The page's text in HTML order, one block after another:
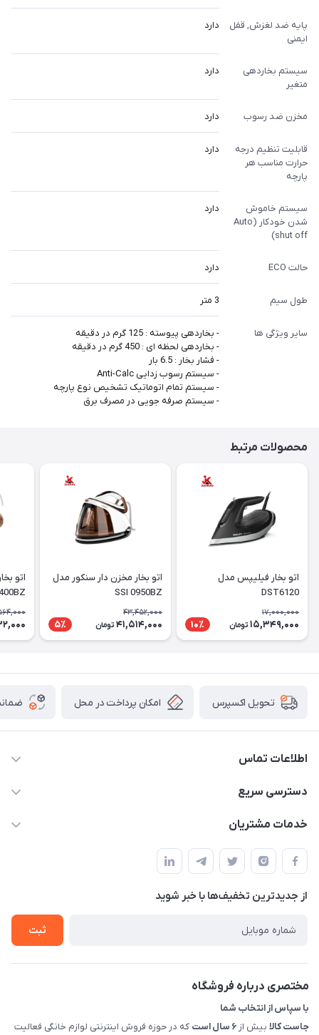
پایه ضد لغزش, قفل
ایمنی
دارد
سیستم بخاردهی
متغیر
دارد
مخزن ضد رسوب دارد
قابلیت تنظیم درجه
حرارت مناسب هر
پارچه
دارد
سیستم خاموش
شدن خودکار (Auto
shut off)
دارد
حالت ECO دارد
طول سیم 3 متر
سایر ویژگی ها
- بخاردهی پیوسته : 125 گرم در دقیقه
- بخاردهی لحظه ای : 450 گرم در دقیقه
- فشار بخار : 6.5 بار
- سیستم رسوب زدایی Anti-Calc
- سیستم تمام اتوماتیک تشخیص نوع پارچه
- سیستم صرفه جویی در مصرف برق
محصولات مرتبط
اتو بخار فیلیپس مدل
DST6120
17,000,000
15,349,000 تومان 10٪
اتو بخار مخزن دار سنکور مدل
SSI 0950BZ
43,452,000
41,514,000 تومان 5٪
تحویل اکسپرس امکان پرداخت در محل
اطلاعات تماس
09398557137
سمت چپ (فروشگاه صوتی عباسی) - "تحویل حضوری فقط با
هماهنگی"
دسترسی سریع
لیست محصولات
حساب کاربری
تماس با ما
خدمات مشتریان
راهنما
پرسش های شما
شرایط و ضوابط گارانتی
روش های بازگرداندن کالا
از جدید‌ترین تخفیف‌ها با‌ خبر شوید
ثبت
مختصری درباره فروشگاه
با سپاس از انتخاب شما
جاست کالا بیش از ۶ سال است که در حوزه فروش اینترنتی لوازم خانگی فعالیت